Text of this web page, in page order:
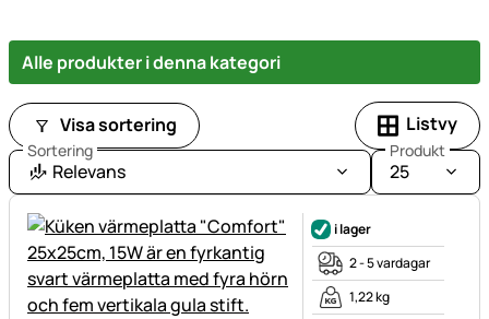
Alle produkter i denna kategori
Visa sortering Listvy
Sortering
Relevans
Produkt
25
i lager
2 - 5 vardagar
1,22 kg